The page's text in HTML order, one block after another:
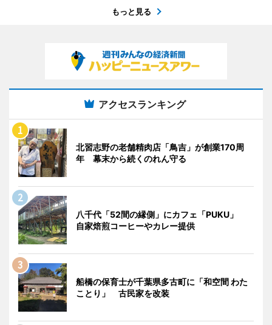
もっと見る
アクセスランキング
北習志野の老舗精肉店「鳥吉」が創業170周
年 幕末から続くのれん守る
八千代「52間の縁側」にカフェ「PUKU」
自家焙煎コーヒーやカレー提供
船橋の保育士が千葉県多古町に「和空間 わた
ことり」 古民家を改装